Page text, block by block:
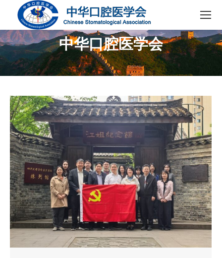
中华口腔医学会
您在这里：